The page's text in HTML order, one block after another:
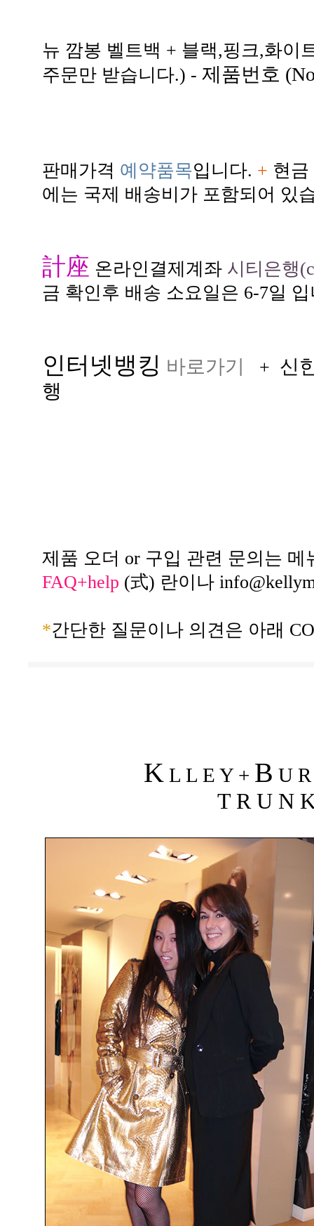
뉴 깜봉 벨트백 + 블랙,핑크,화이
주문만 받습니다.) - 제품번호
판매가격 예약품목입니다. + 현
에는 국제 배송비가 포함되어 있
計座 온라인결제계좌 시티은행
금 확인후 배송 소요일은 6-7일
인터넷뱅킹 바로가기 + 신
행
제품 오더 or 구입 관련 문의는 메
FAQ+help (式) 란이나
*간단한 질문이나 의견은 아래
K L L E Y + B U
T R U N